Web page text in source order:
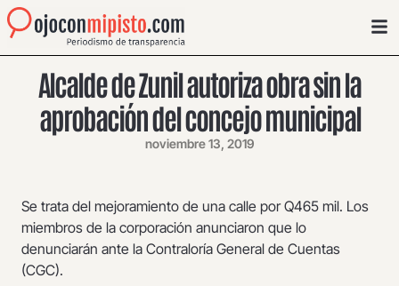
Alcalde de Zunil autoriza obra sin la
aprobación del concejo municipal
noviembre 13, 2019
Se trata del mejoramiento de una calle por Q465 mil. Los
miembros de la corporación anunciaron que lo
denunciarán ante la Contraloría General de Cuentas
(CGC).